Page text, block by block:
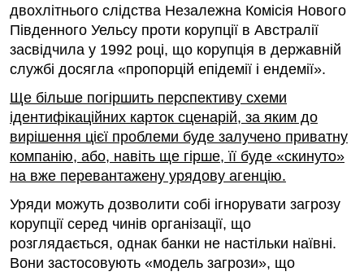
двохлітнього слідства Незалежна Комісія Нового
Південного Уельсу проти корупції в Австралії
засвідчила у 1992 році, що корупція в державній
службі досягла «пропорцій епідемії і ендемії».
Ще більше погіршить перспективу схеми
ідентифікаційних карток сценарій, за яким до
вирішення цієї проблеми буде залучено приватну
компанію, або, навіть ще гірше, її буде «скинуто»
на вже перевантажену урядову агенцію.
Уряди можуть дозволити собі ігнорувати загрозу
корупції серед чинів організації, що
розглядається, однак банки не настільки наївні.
Вони застосовують «модель загрози», що